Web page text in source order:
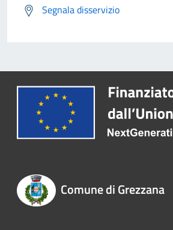
Segnala disservizio
Comune di Grezzana